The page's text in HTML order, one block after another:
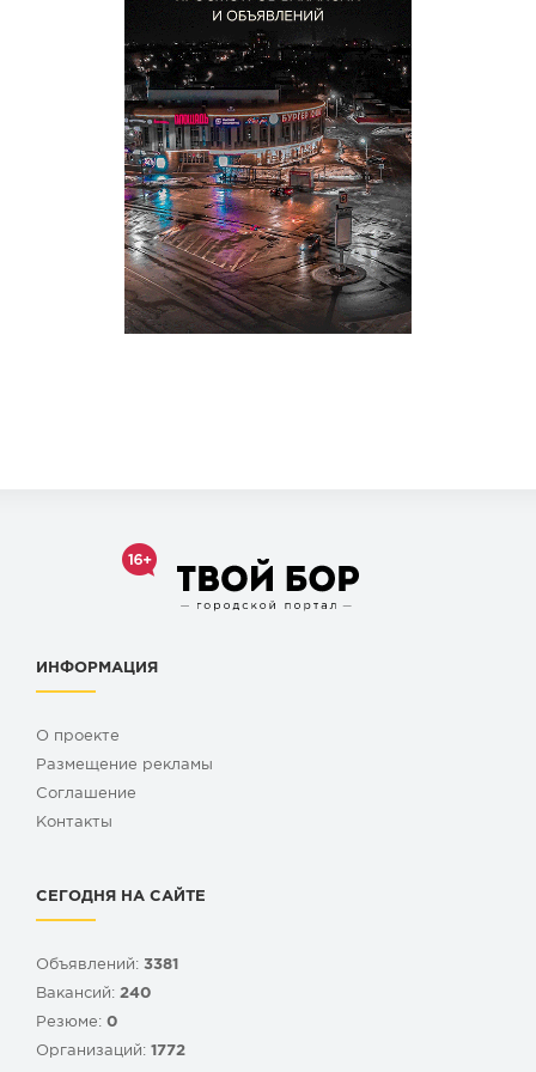
ИНФОРМАЦИЯ
О проекте
Размещение рекламы
Cоглашение
Контакты
СЕГОДНЯ НА САЙТЕ
Объявлений: 3381
Вакансий: 240
Резюме: 0
Организаций: 1772